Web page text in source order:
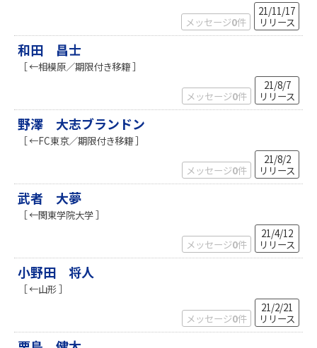
メッセージ0件
21/11/17
リリース
和田 昌士
［ ←相模原／期限付き移籍 ］
メッセージ0件
21/8/7
リリース
野澤 大志ブランドン
［ ←FC東京／期限付き移籍 ］
メッセージ0件
21/8/2
リリース
武者 大夢
［ ←関東学院大学 ］
メッセージ0件
21/4/12
リリース
小野田 将人
［ ←山形 ］
メッセージ0件
21/2/21
リリース